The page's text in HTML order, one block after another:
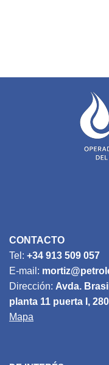
CONTACTO
Tel: +34 913 509 057
E-mail:
Dirección: Avda.
planta 11 puerta I,
Mapa